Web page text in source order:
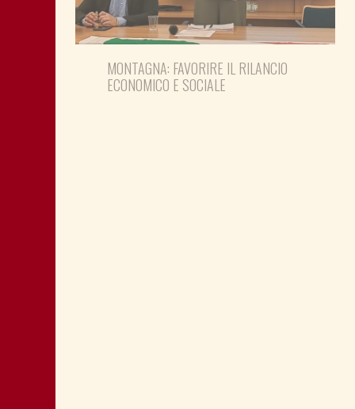
MONTAGNA: FAVORIRE IL RILANCIO
ECONOMICO E SOCIALE